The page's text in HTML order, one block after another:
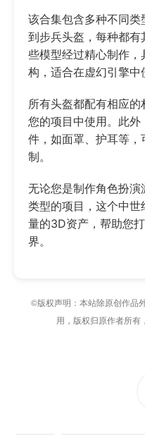
该合集包含多种不同
到步兵头盔，每种都
些模型经过精心制作
构，适合在虚幻引擎中
所有头盔都配有相应
您的项目中使用。此
件，如面罩、护耳等
制。
无论您是制作角色扮
类型的项目，这个中
量的3D资产，帮助您
界。
©版权声明：本站除原创作品
用，版权归原作者所有